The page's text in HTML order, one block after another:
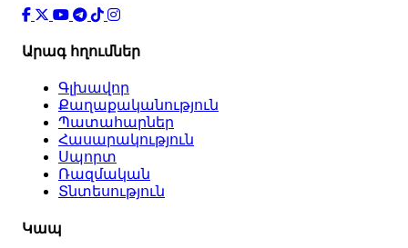
Արագ հղումներ
Գլխավոր
Քաղաքականություն
Պատահարներ
Հասարակություն
Սպորտ
Ռազմական
Տնտեսություն
Կապ